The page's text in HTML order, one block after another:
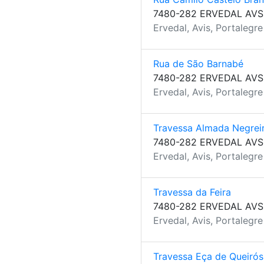
7480-282 ERVEDAL AVS
Ervedal, Avis, Portalegre
Rua de São Barnabé
7480-282 ERVEDAL AVS
Ervedal, Avis, Portalegre
Travessa Almada
7480-282 ERVEDAL AVS
Ervedal, Avis, Portalegre
Travessa da Feira
7480-282 ERVEDAL AVS
Ervedal, Avis, Portalegre
Travessa Eça de Queirós